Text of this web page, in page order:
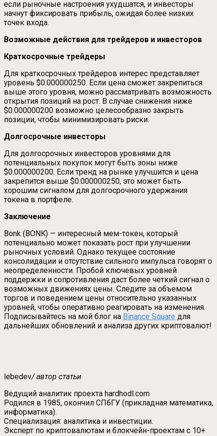
если рыночные настроения ухудшатся, и инвесторы
начнут фиксировать прибыль, ожидая более низких
точек входа.
Возможные действия для трейдеров и инвесторов
Краткосрочные трейдеры
Для краткосрочных трейдеров интерес представляет
уровень $0.000000250. Если цена сможет закрепиться
выше этого уровня, можно рассматривать возможность
открытия позиций на рост. В случае снижения ниже
$0.000000200 возможно целесообразно закрыть
позиции, чтобы минимизировать риски.
Долгосрочные инвесторы
Для долгосрочных инвесторов уровнями для
потенциальных покупок могут быть зоны ниже
$0.000000200. Если тренд на рынке улучшится и цена
закрепится выше $0.000000250, это может быть
хорошим сигналом для долгосрочного удержания
токена в портфеле.
Заключение
Bonk (BONK) — интересный мем-токен, который
потенциально может показать рост при улучшении
рыночных условий. Однако текущее состояние
консолидации и отсутствие сильного импульса говорят о
неопределенности. Пробой ключевых уровней
поддержки и сопротивления даст более четкий сигнал о
возможных движениях цены. Следите за объемом
торгов и поведением цены относительно указанных
уровней, чтобы оперативно реагировать на изменения.
Подписывайтесь на мой блог на Binance Square для
дальнейших обновлений и анализа других криптовалют!
lebedev/ автор статьи
Ведущий аналитик проекта hardhodl.com
Родился в 1985, окончил СПбГУ (прикладная математика,
информатика).
Специализация: аналитика и инвестиции.
Эксперт по криптовалютам и блокчейн-проектам с 10+